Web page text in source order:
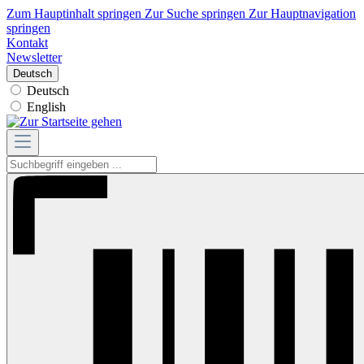
Zum Hauptinhalt springen Zur Suche springen Zur Hauptnavigation
springen
Kontakt
Newsletter
Deutsch
Deutsch
English